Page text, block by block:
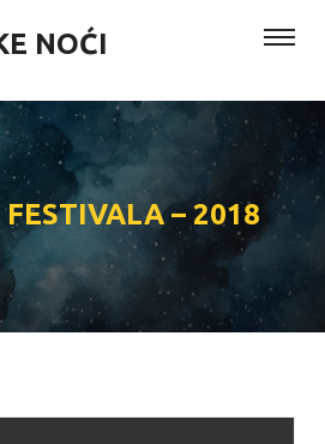
NOĆI
FESTIVALA – 2018